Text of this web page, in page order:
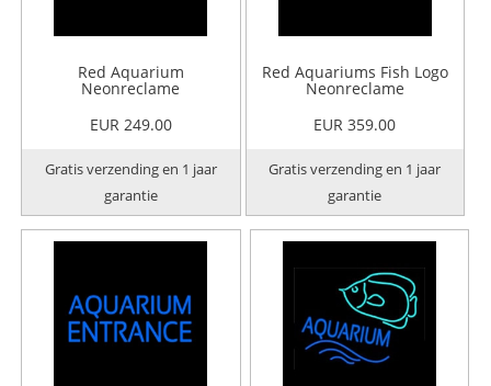
Red Aquarium
Neonreclame
EUR 249.00
Gratis verzending en 1 jaar
garantie
Red Aquariums Fish Logo
Neonreclame
EUR 359.00
Gratis verzending en 1 jaar
garantie